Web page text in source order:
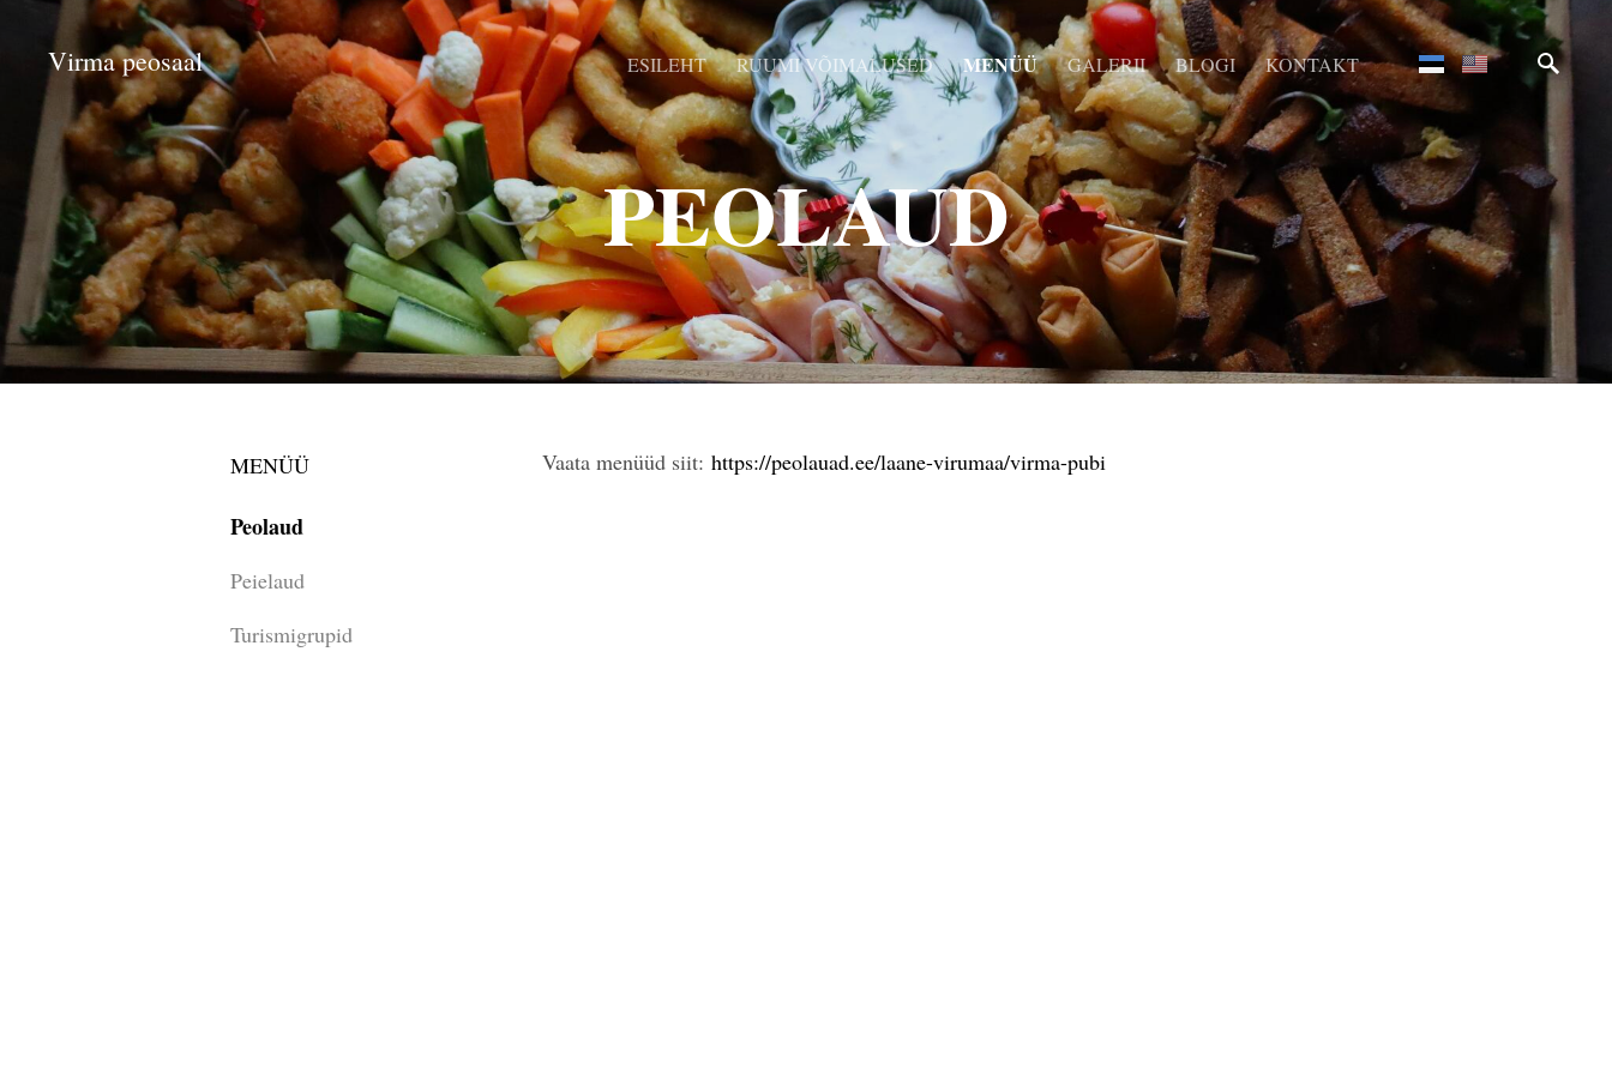
Virma peosaal ESILEHT RUUMI VÕIMALUSED MENÜÜ GALERII BLOGI KONTAKT
PEOLAUD
MENÜÜ
Peolaud
Peielaud
Turismigrupid
Vaata menüüd siit: https://peolauad.ee/laane-virumaa/virma-pubi